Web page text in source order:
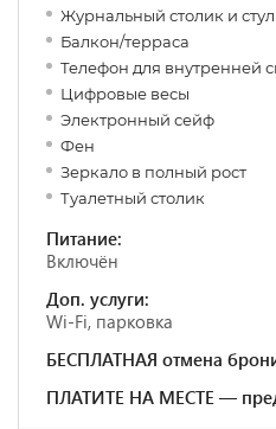
Журнальный столик и
Балкон/терраса
Телефон для внутренней
Цифровые весы
Электронный сейф
Фен
Зеркало в полный рост
Туалетный столик
Питание:
Включён
Доп. услуги:
Wi-Fi, парковка
БЕСПЛАТНАЯ отмена
ПЛАТИТЕ НА МЕСТЕ —